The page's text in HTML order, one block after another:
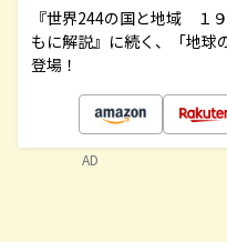
『世界244の国と地域 １
もに解説』に続く、「地球
登場！
AD